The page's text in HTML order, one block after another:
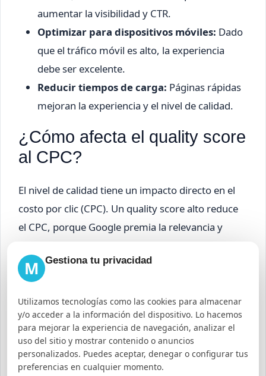
aumentar la visibilidad y CTR.
Optimizar para dispositivos móviles: Dado
que el tráfico móvil es alto, la experiencia
debe ser excelente.
Reducir tiempos de carga: Páginas rápidas
mejoran la experiencia y el nivel de calidad.
¿Cómo afecta el quality score
al CPC?
El nivel de calidad tiene un impacto directo en el
costo por clic (CPC). Un quality score alto reduce
el CPC, porque Google premia la relevancia y
anuncio con calidad 8 puede pagar menos por clic
que otro con calidad 5, aunque ambos compitan
por la misma palabra clave.
Esto permite optimizar el presupuesto y
aumentar la rentabilidad de las campañas
publicitarias.
M Gestiona tu privacidad
Utilizamos tecnologías como las cookies para almacenar
y/o acceder a la información del dispositivo. Lo hacemos
para mejorar la experiencia de navegación, analizar el
uso del sitio y mostrar contenido o anuncios
personalizados. Puedes aceptar, denegar o configurar tus
preferencias en cualquier momento.